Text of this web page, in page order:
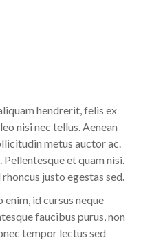
hendrerit, felis ex
nisi nec tellus. Aenean
metus auctor ac.
et quam nisi.
justo egestas sed.
id cursus neque
faucibus purus, non
tempor lectus sed